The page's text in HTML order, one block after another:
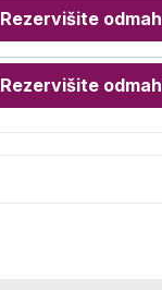
Rezervišite odmah
Rezervišite odmah